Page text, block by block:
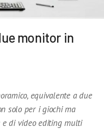
monitor in
equivalente a due
solo per i giochi ma
di video editing multi